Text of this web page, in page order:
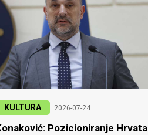
KULTURA 2026-07-24
Pozicioniranje Hrvata